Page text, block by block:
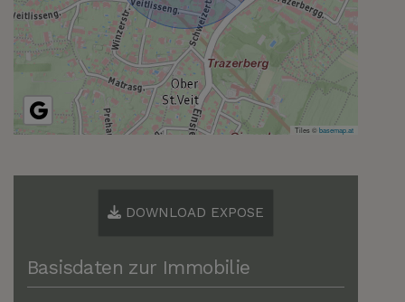
Tiles ©basemap.at
DOWNLOAD EXPOSE
Basisdaten zur Immobilie